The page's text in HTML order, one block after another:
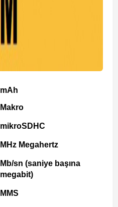
mAh
Makro
mikroSDHC
MHz Megahertz
Mb/sn (saniye başına
megabit)
MMS